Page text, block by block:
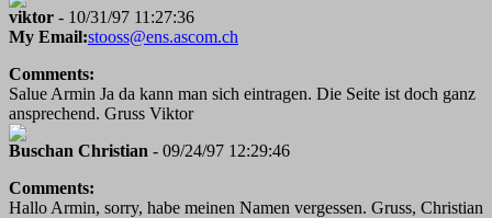
viktor - 10/31/97 11:27:36
My Email:stooss@ens.ascom.ch
Comments:
Salue Armin Ja da kann man sich eintragen. Die Seite ist doch ganz
ansprechend. Gruss Viktor
Buschan Christian - 09/24/97 12:29:46
Comments:
Hallo Armin, sorry, habe meinen Namen vergessen. Gruss, Christian